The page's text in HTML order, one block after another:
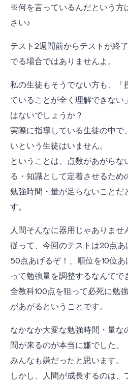
※何を言っているんだという方
さい♪
テスト2週間前からテストが終
でる場合ではありませんよ。
私の生徒もそうでない方も、「
ていることが全く理解できな
はないでしょうか？
実際に指導している生徒の中で
いという生徒はいません。
ということは、点数があがらな
る・知識として定着させるた
勉強時間・量が足らないことだ
す。
人間そんなに器用じゃありませ
従って、今回のテストは20点
50点あげるぞ！、順位を10位
って勉強量を調整するなんてで
全教科100点を狙って必死に勉
があがるということです。
なかなか大変な勉強時間・量な
間が来るのが本当に嫌でした。
みんなも嫌だったと思います。
しかし、人間が成長するのは